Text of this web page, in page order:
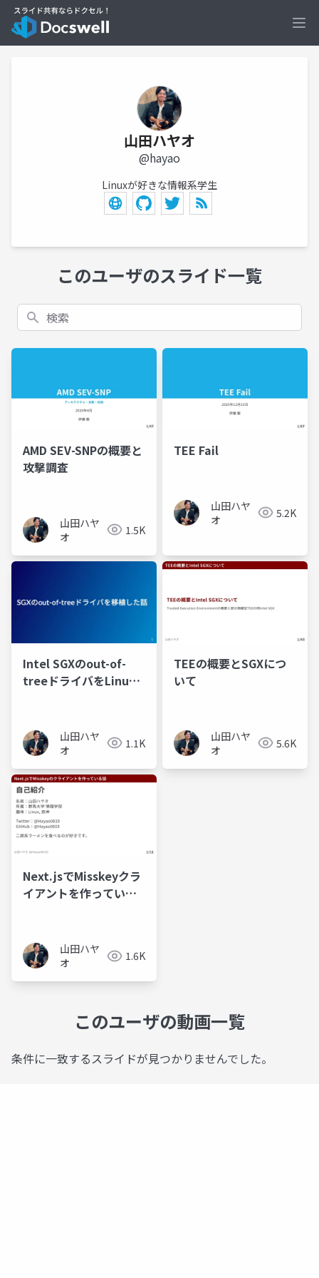
山田ハヤオ
@hayao
Linuxが好きな情報系学生
このユーザのスライド一覧
検索
AMD SEV-SNPの概要と
攻撃調査
山田ハヤ
オ
1.5K
TEE Fail
山田ハヤ
オ
5.2K
Intel SGXのout-of-
treeドライバをLinux
山田ハヤ
オ
1.1K
TEEの概要とSGXにつ
いて
山田ハヤ
オ
5.6K
Next.jsでMisskeyクラ
イアントを作っている
山田ハヤ
オ
1.6K
このユーザの動画一覧
条件に一致するスライドが見つかりませんでした。